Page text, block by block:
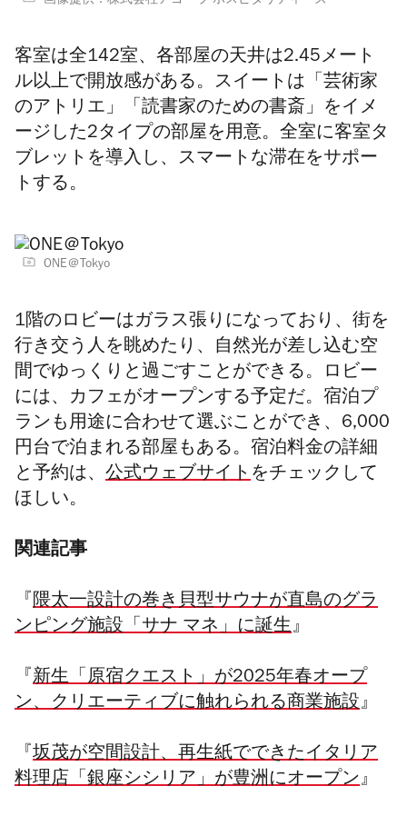
客室は全142室、各部屋の天井は2.45メート
ル以上で開放感がある。スイートは「芸術家
のアトリエ」「読書家のための書斎」をイメ
ージした2タイプの部屋を用意。全室に客室タ
ブレットを導入し、スマートな滞在をサポー
トする。
ONE＠Tokyo
1階のロビーはガラス張りになっており、街を
行き交う人を眺めたり、自然光が差し込む空
間でゆっくりと過ごすことができる。ロビー
には、カフェがオープンする予定だ。宿泊プ
ランも用途に合わせて選ぶことができ、6,000
円台で泊まれる部屋もある。宿泊料金の詳細
と予約は、 公式ウェブサイトをチェックして
ほしい。
関連記事
『 隈太一設計の巻き貝型サウナが直島のグラ
ンピング施設「サナ マネ」に誕生』
『 新生「原宿クエスト」が2025年春オープ
ン、クリエーティブに触れられる商業施設』
『 坂茂が空間設計、再生紙でできたイタリア
料理店「銀座シシリア」が豊洲にオープン』